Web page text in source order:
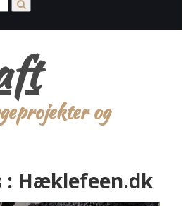
og
: Hæklefeen.dk